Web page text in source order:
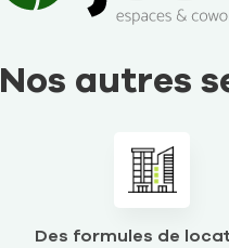
Nos autres
Des formules de